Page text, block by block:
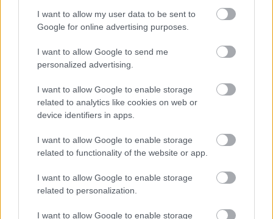
I want to allow my user data to be sent to
Google for online advertising purposes.
I want to allow Google to send me
personalized advertising.
I want to allow Google to enable storage
related to analytics like cookies on web or
device identifiers in apps.
I want to allow Google to enable storage
related to functionality of the website or app.
I want to allow Google to enable storage
related to personalization.
I want to allow Google to enable storage
háromszor kértél valamit
a pasidtól hiába, akkor
ALLERGIA ANITOP FIATALSÁG
MÉREGTELENÍTÉS RETEK RSS VITAMIN